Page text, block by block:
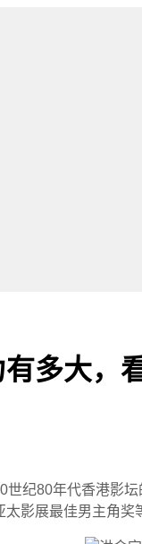
多大，
世纪80年代香港影
影展最佳男主角奖